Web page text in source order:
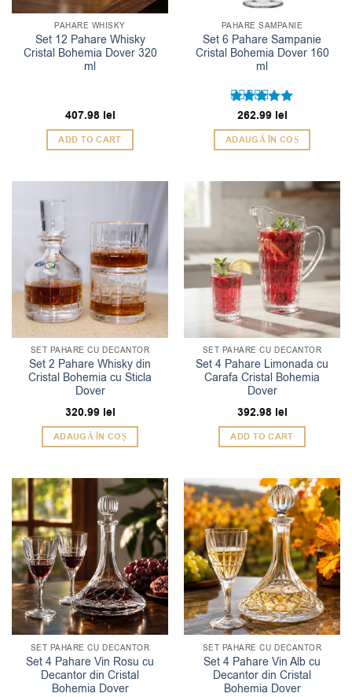
PAHARE WHISKY
Set 12 Pahare Whisky
Cristal Bohemia Dover 320
ml
407.98 lei
ADD TO CART
PAHARE SAMPANIE
Set 6 Pahare Sampanie
Cristal Bohemia Dover 160
ml
Evaluat la
5din 5
262.99 lei
ADAUGĂ ÎN COȘ
SET PAHARE CU DECANTOR
Set 2 Pahare Whisky din
Cristal Bohemia cu Sticla
Dover
320.99 lei
ADAUGĂ ÎN COȘ
SET PAHARE CU DECANTOR
Set 4 Pahare Limonada cu
Carafa Cristal Bohemia
Dover
392.98 lei
ADD TO CART
SET PAHARE CU DECANTOR
Set 4 Pahare Vin Rosu cu
Decantor din Cristal
Bohemia Dover
SET PAHARE CU DECANTOR
Set 4 Pahare Vin Alb cu
Decantor din Cristal
Bohemia Dover